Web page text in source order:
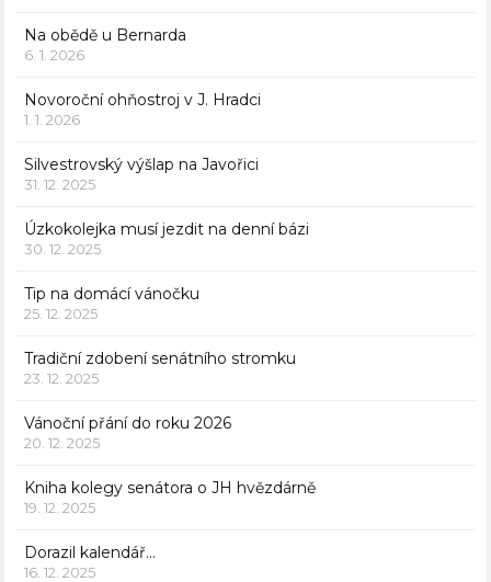
Na obědě u Bernarda
6. 1. 2026
Novoroční ohňostroj v J. Hradci
1. 1. 2026
Silvestrovský výšlap na Javořici
31. 12. 2025
Úzkokolejka musí jezdit na denní bázi
30. 12. 2025
Tip na domácí vánočku
25. 12. 2025
Tradiční zdobení senátního stromku
23. 12. 2025
Vánoční přání do roku 2026
20. 12. 2025
Kniha kolegy senátora o JH hvězdárně
19. 12. 2025
Dorazil kalendář…
16. 12. 2025